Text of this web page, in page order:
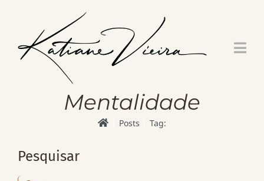
Mentalidade
Posts Tag:
Pesquisar